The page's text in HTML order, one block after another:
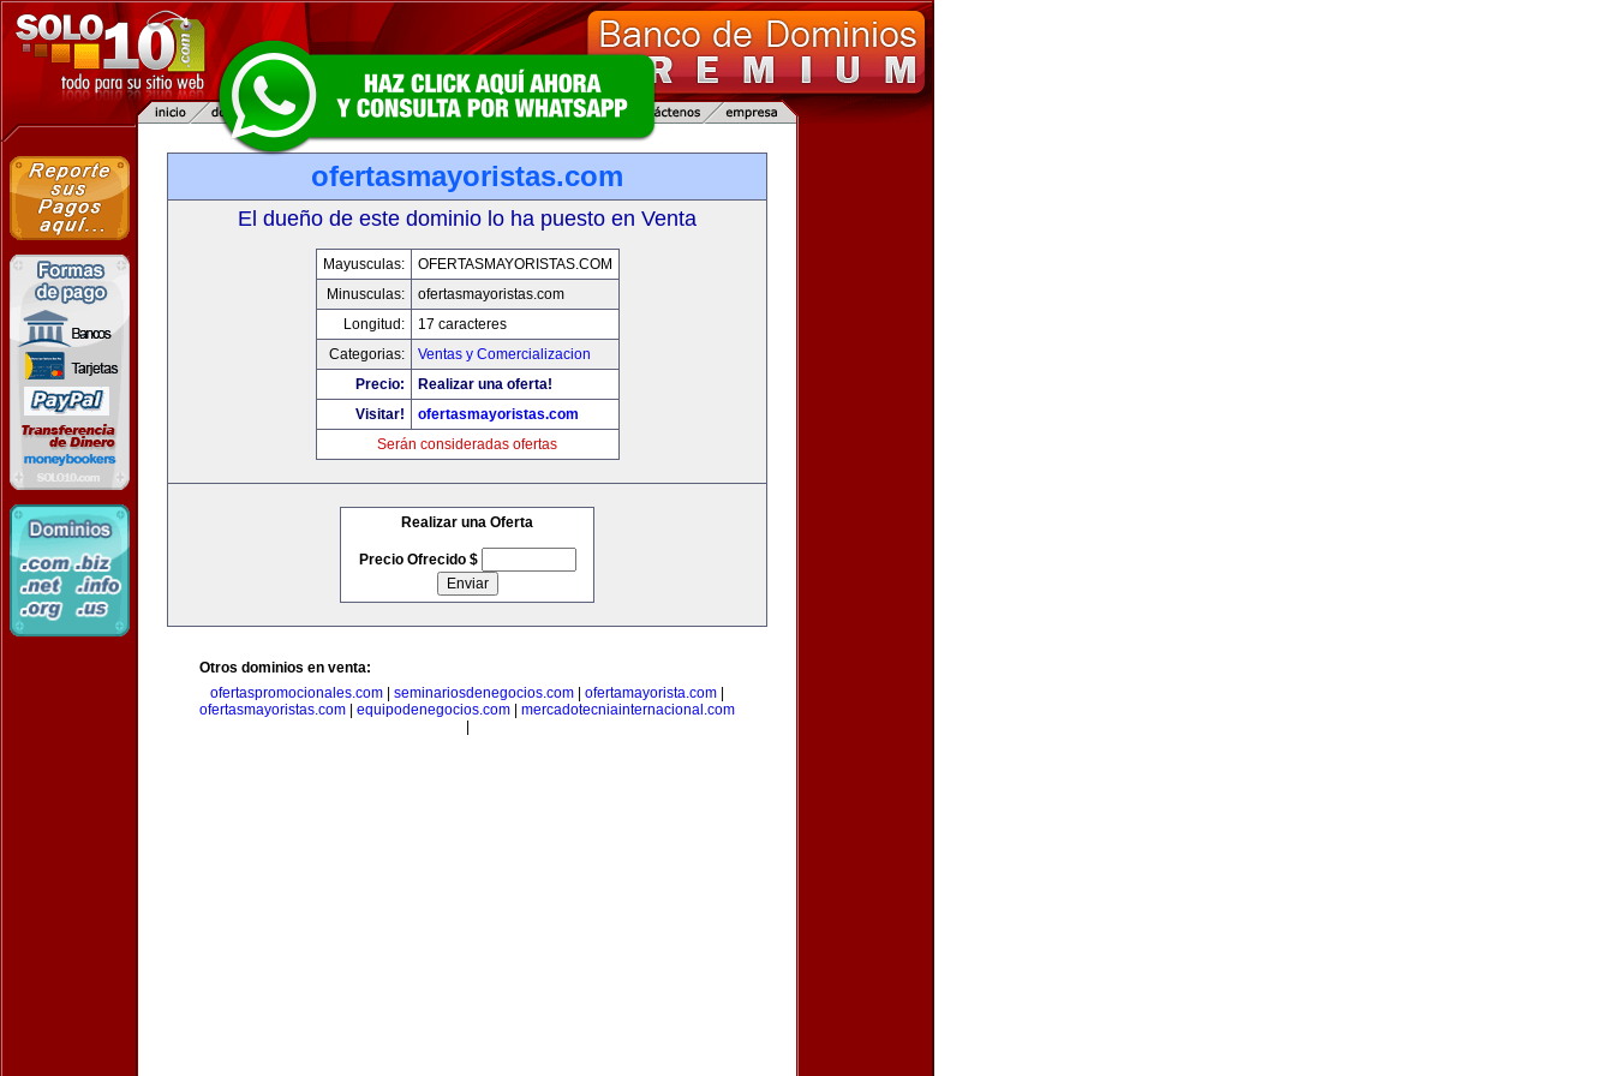
ofertasmayoristas.com
El dueño de este dominio lo ha puesto en Venta
Mayusculas:
OFERTASMAYORISTAS.COM
Minusculas:
ofertasmayoristas.com
Longitud:
17 caracteres
Categorias:
Ventas y Comercializacion
Precio:
Realizar una oferta!
Visitar!
ofertasmayoristas.com
Serán consideradas ofertas
Realizar una Oferta
Precio Ofrecido $
Otros dominios en venta:
ofertaspromocionales.com
seminariosdenegocios.com ofertamayorista.com
ofertasmayoristas.com
equipodenegocios.com
mercadotecniainternacional.com